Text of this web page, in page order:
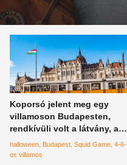
Koporsó jelent meg egy
villamoson Budapesten,
rendkívüli volt a látvány, a
Netflix leghíresebb sorozata
életre kelt Halloween
halloween Budapest Squid Game 4-6-
os villamos